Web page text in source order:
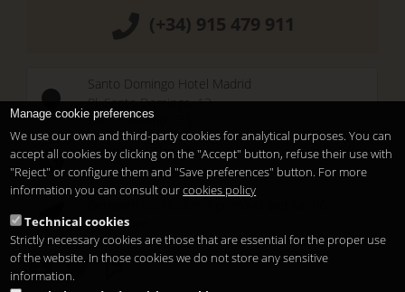
(+34) 915 479 911
Santo Domingo Hotel Madrid
Pl. Santo Domingo, 13
28013 Madrid
Temporary Closed
See you atSunset Lookers
Restaurant
Manage cookie preferences
We use our own and third-party cookies for analytical purposes. You can
accept all cookies by clicking on the "Accept" button, refuse their use with
"Reject" or configure them and "Save preferences" button. For more
information you can consult ourcookies policy
Technical cookies
Strictly necessary cookies are those that are essential for the proper use
of the website. In those cookies we do not store any sensitive
information.